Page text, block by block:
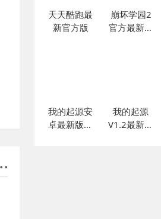
天天酷跑最
新官方版
崩坏学园2
官方最新正
我的起源安
卓最新版下
我的起源
V1.2最新版